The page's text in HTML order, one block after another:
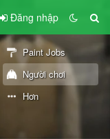
Đăng nhập
Paint Jobs
Người chơi
Hơn